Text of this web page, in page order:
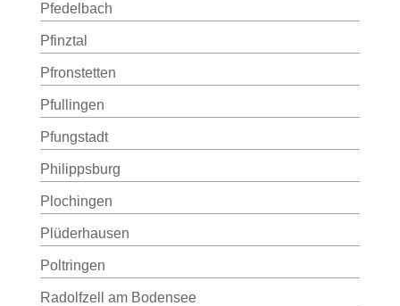
Pfedelbach
Pfinztal
Pfronstetten
Pfullingen
Pfungstadt
Philippsburg
Plochingen
Plüderhausen
Poltringen
Radolfzell am Bodensee